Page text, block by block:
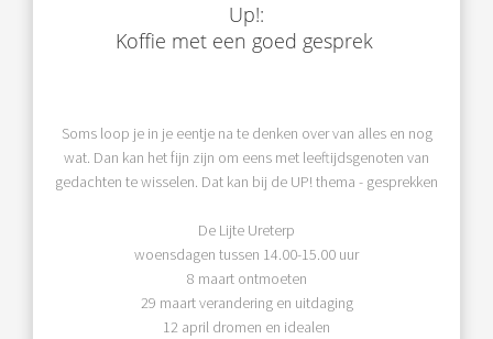
Up!:
Koffie met een goed gesprek
Soms loop je in je eentje na te denken over van alles en nog
wat. Dan kan het fijn zijn om eens met leeftijdsgenoten van
gedachten te wisselen. Dat kan bij de UP! thema - gesprekken
De Lijte Ureterp
woensdagen tussen 14.00-15.00 uur
8 maart ontmoeten
29 maart verandering en uitdaging
12 april dromen en idealen